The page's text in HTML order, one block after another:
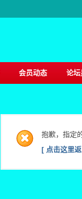
会员动态 论坛
抱歉，指定
[ 点击这里